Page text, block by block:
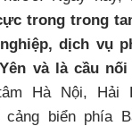
trong trong
dịch vụ
và là cầu
Hà Nội, Hải
cảng biển phía